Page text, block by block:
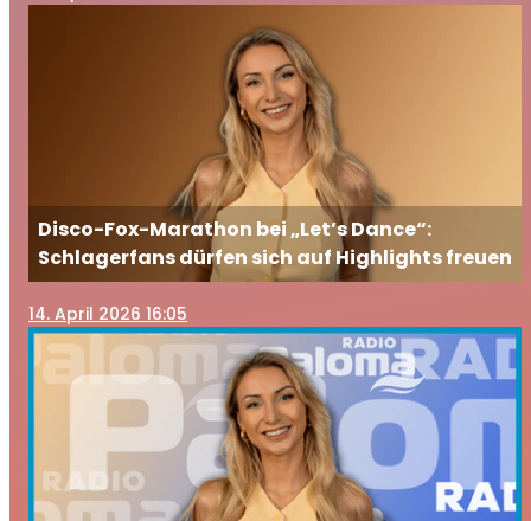
Disco-Fox-Marathon bei „Let’s Dance“:
Schlagerfans dürfen sich auf Highlights freuen
14. April 2026 16:05